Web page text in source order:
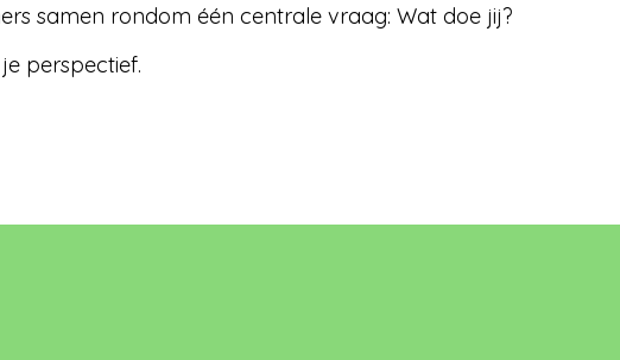
samen rondom één centrale vraag: Wat doe jij?
perspectief.